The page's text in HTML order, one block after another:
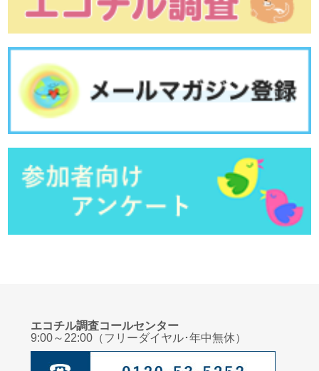
エコチル調査コールセンター
9:00～22:00（フリーダイヤル･年中無休）